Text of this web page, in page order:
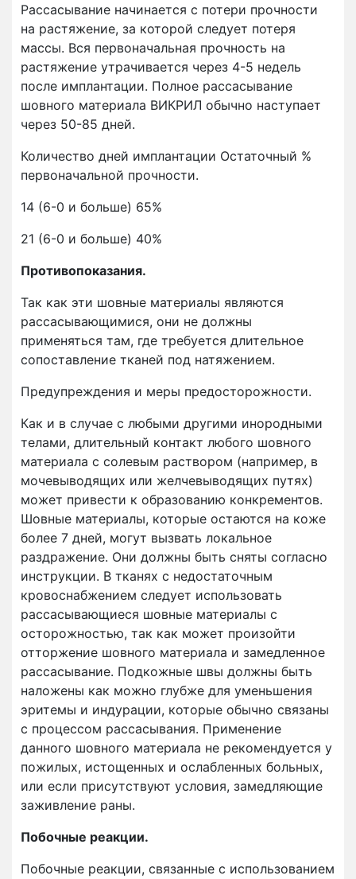
Рассасывание начинается с потери прочности
на растяжение, за которой следует потеря
массы. Вся первоначальная прочность на
растяжение утрачивается через 4-5 недель
после имплантации. Полное рассасывание
шовного материала ВИКРИЛ обычно наступает
через 50-85 дней.
Количество дней имплантации Остаточный %
первоначальной прочности.
14 (6-0 и больше) 65%
21 (6-0 и больше) 40%
Противопоказания.
Так как эти шовные материалы являются
рассасывающимися, они не должны
применяться там, где требуется длительное
сопоставление тканей под натяжением.
Предупреждения и меры предосторожности.
Как и в случае с любыми другими инородными
телами, длительный контакт любого шовного
материала с солевым раствором (например, в
мочевыводящих или желчевыводящих путях)
может привести к образованию конкрементов.
Шовные материалы, которые остаются на коже
более 7 дней, могут вызвать локальное
раздражение. Они должны быть сняты согласно
инструкции. В тканях с недостаточным
кровоснабжением следует использовать
рассасывающиеся шовные материалы с
осторожностью, так как может произойти
отторжение шовного материала и замедленное
рассасывание. Подкожные швы должны быть
наложены как можно глубже для уменьшения
эритемы и индурации, которые обычно связаны
с процессом рассасывания. Применение
данного шовного материала не рекомендуется у
пожилых, истощенных и ослабленных больных,
или если присутствуют условия, замедляющие
заживление раны.
Побочные реакции.
Побочные реакции, связанные с использованием